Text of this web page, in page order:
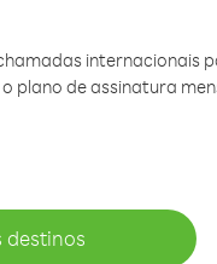
internacionais
plano de assinatura
destinos